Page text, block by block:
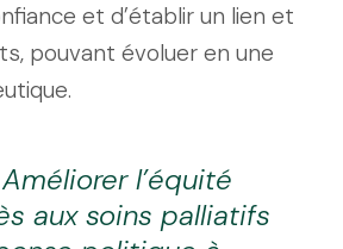
et d’établir un lien et
pouvant évoluer en une
Améliorer l’équité
aux soins palliatifs